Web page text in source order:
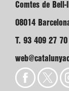
Comtes de
08014
T. 93 409 27